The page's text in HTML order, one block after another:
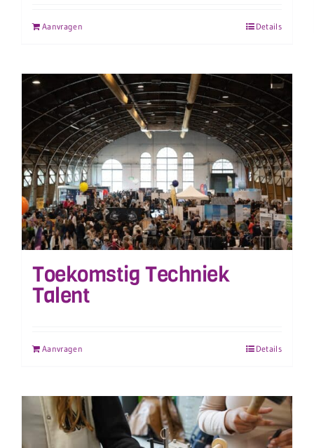
Aanvragen Details
Toekomstig Techniek
Talent
Aanvragen Details